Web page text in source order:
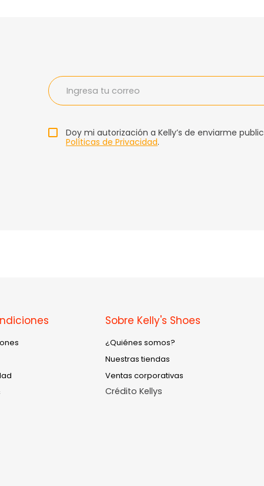
Doy mi autorización a Kelly’s de enviarme
Políticas de Privacidad.
Sobre Kelly's Shoes
¿Quiénes somos?
Nuestras tiendas
Ventas corporativas
Crédito Kellys